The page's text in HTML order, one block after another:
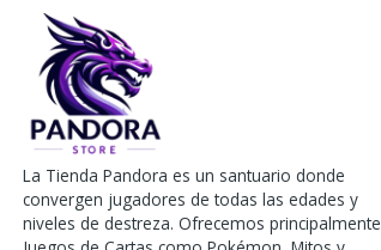
La Tienda Pandora es un santuario donde
convergen jugadores de todas las edades y
niveles de destreza. Ofrecemos principalmente